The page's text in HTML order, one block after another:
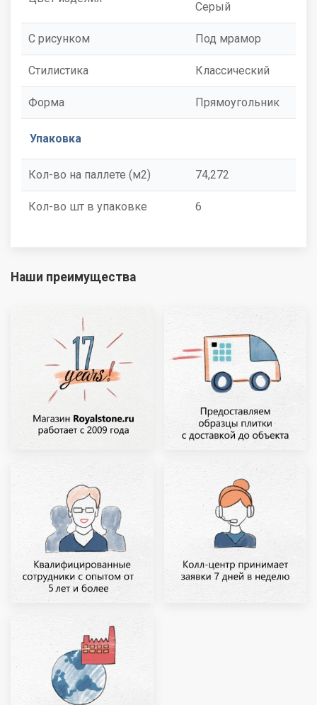
Серый
С рисунком Под мрамор
Стилистика Классический
Форма Прямоугольник
Упаковка
Кол-во на паллете (м2) 74,272
Кол-во шт в упаковке 6
Наши преимущества